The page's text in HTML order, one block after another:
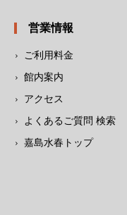
営業情報
ご利用料金
館内案内
アクセス
よくあるご質問 検索
嘉島水春トップ